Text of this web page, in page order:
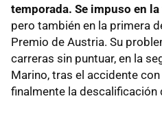
temporada. Se impuso en
pero también en la primera
Premio de Austria. Su
carreras sin puntuar, en la
Marino, tras el accidente
finalmente la descalificación